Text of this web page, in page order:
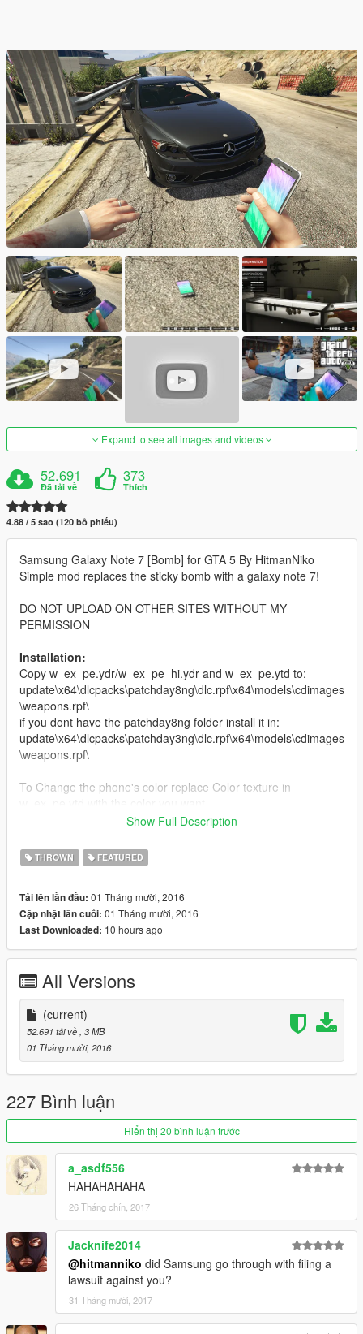
Expand to see all images and videos
52.691
Đã tải về
373
Thích
4.88 / 5 sao (120 bỏ phiếu)
Samsung Galaxy Note 7 [Bomb] for GTA 5 By HitmanNiko
Simple mod replaces the sticky bomb with a galaxy note 7!
DO NOT UPLOAD ON OTHER SITES WITHOUT MY
PERMISSION
Installation:
Copy w_ex_pe.ydr/w_ex_pe_hi.ydr and w_ex_pe.ytd to:
update\x64\dlcpacks\patchday8ng\dlc.rpf\x64\models\cdimages
\weapons.rpf\
if you dont have the patchday8ng folder install it in:
update\x64\dlcpacks\patchday3ng\dlc.rpf\x64\models\cdimages
\weapons.rpf\
To Change the phone's color replace Color texture in
in w_ex_pe.ytd with the wallpaper you want
Show Full Description
THROWN FEATURED
Tải lên lần đầu: 01 Tháng mười, 2016
Cập nhật lần cuối: 01 Tháng mười, 2016
Last Downloaded: 10 hours ago
All Versions
(current)
52.691 tải về , 3 MB
01 Tháng mười, 2016
227 Bình luận
Hiển thị 20 bình luận trước
a_asdf556
HAHAHAHAHA
26 Tháng chín, 2017
Jacknife2014
@hitmanniko did Samsung go through with filing a
lawsuit against you?
31 Tháng mười, 2017